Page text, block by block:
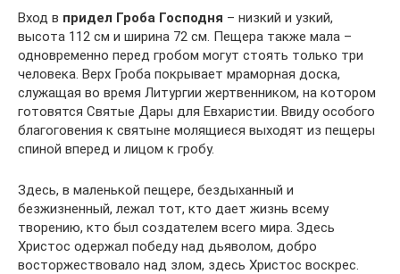
Вход в придел Гроба Господня – низкий и узкий,
высота 112 см и ширина 72 см. Пещера также мала –
одновременно перед гробом могут стоять только три
человека. Верх Гроба покрывает мраморная доска,
служащая во время Литургии жертвенником, на котором
готовятся Святые Дары для Евхаристии. Ввиду особого
благоговения к святыне молящиеся выходят из пещеры
спиной вперед и лицом к гробу.
Здесь, в маленькой пещере, бездыханный и
безжизненный, лежал тот, кто дает жизнь всему
творению, кто был создателем всего мира. Здесь
Христос одержал победу над дьяволом, добро
восторжествовало над злом, здесь Христос воскрес.